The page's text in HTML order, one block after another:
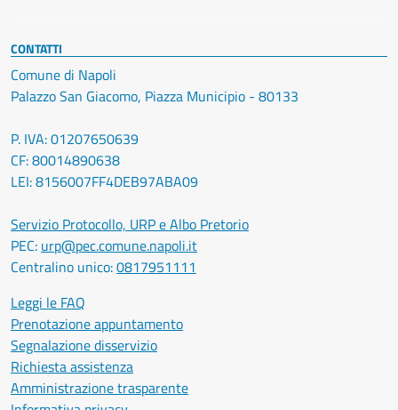
CONTATTI
Comune di Napoli
Palazzo San Giacomo, Piazza Municipio - 80133
P. IVA: 01207650639
CF: 80014890638
LEI: 8156007FF4DEB97ABA09
Servizio Protocollo, URP e Albo Pretorio
PEC: urp@pec.comune.napoli.it
Centralino unico:0817951111
Leggi le FAQ
Prenotazione appuntamento
Segnalazione disservizio
Richiesta assistenza
Amministrazione trasparente